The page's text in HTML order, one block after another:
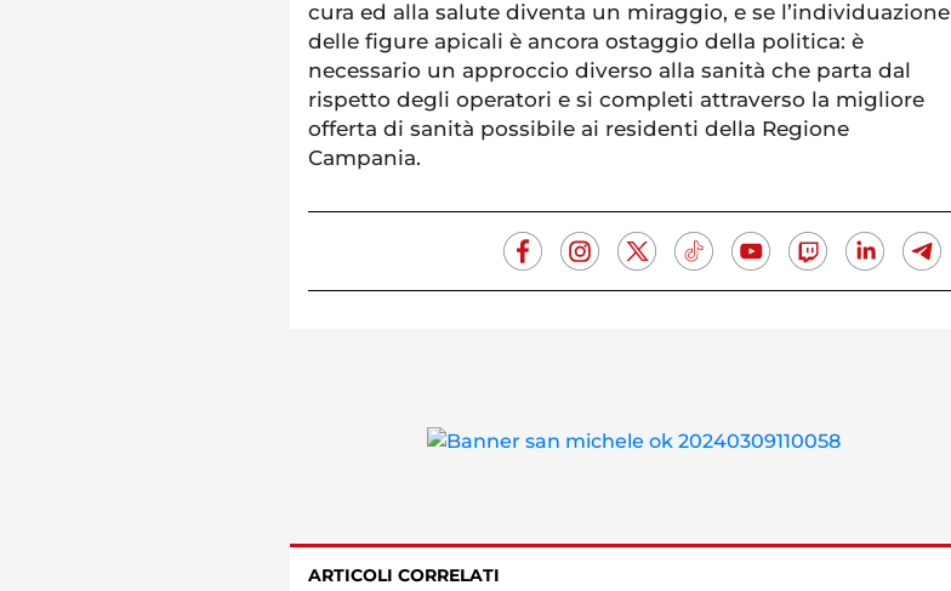
cura ed alla salute diventa un miraggio, e se l’individuazione
delle figure apicali è ancora ostaggio della politica: è
necessario un approccio diverso alla sanità che parta dal
rispetto degli operatori e si completi attraverso la migliore
offerta di sanità possibile ai residenti della Regione
Campania.
ARTICOLI CORRELATI